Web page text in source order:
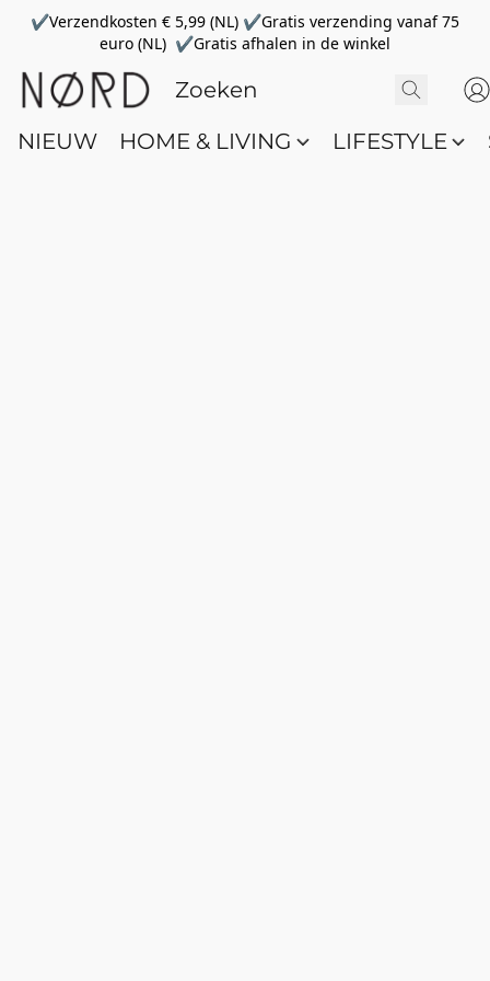
✔Verzendkosten € 5,99 (NL) ✔Gratis verzending vanaf 75
euro (NL) ✔Gratis afhalen in de winkel
NIEUW HOME & LIVING LIFESTYLE